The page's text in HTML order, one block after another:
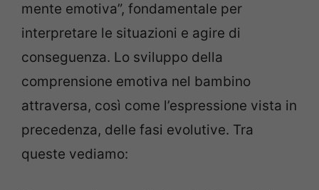
mente emotiva”, fondamentale per
interpretare le situazioni e agire di
conseguenza. Lo sviluppo della
comprensione emotiva nel bambino
attraversa, così come l’espressione vista in
precedenza, delle fasi evolutive. Tra
queste vediamo: